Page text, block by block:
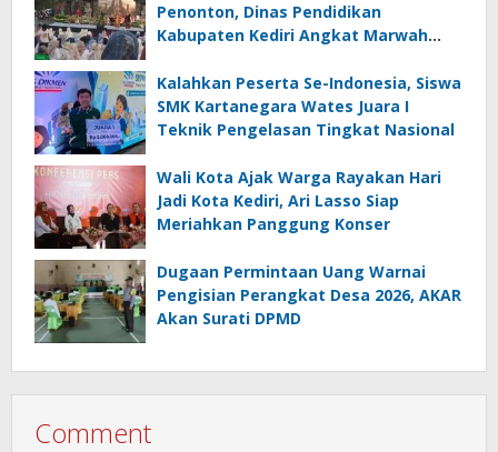
Penonton, Dinas Pendidikan
Kabupaten Kediri Angkat Marwah
Kalahkan Peserta Se-Indonesia, Siswa
SMK Kartanegara Wates Juara I
Teknik Pengelasan Tingkat Nasional
Wali Kota Ajak Warga Rayakan Hari
Jadi Kota Kediri, Ari Lasso Siap
Meriahkan Panggung Konser
Dugaan Permintaan Uang Warnai
Pengisian Perangkat Desa 2026, AKAR
Akan Surati DPMD
Comment